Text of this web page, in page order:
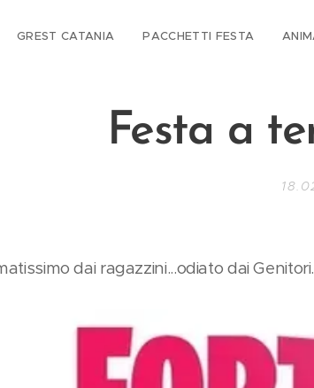
GREST CATANIA PACCHETTI FESTA
Festa a
dai ragazzini...odiato dai